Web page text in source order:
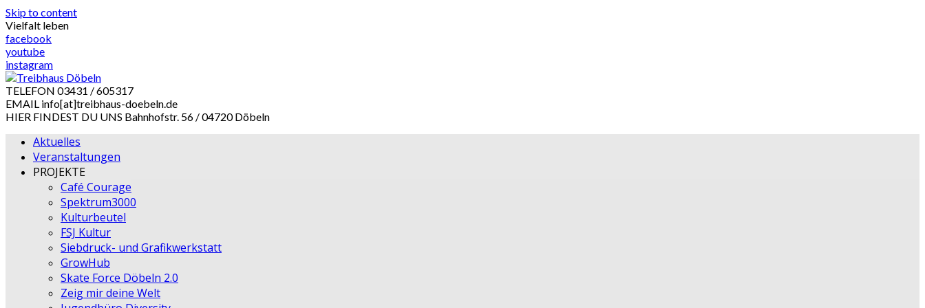
Skip to content
Vielfalt leben
facebook
youtube
instagram
TELEFON 03431 / 605317
EMAIL info[at]treibhaus-doebeln.de
HIER FINDEST DU UNS Bahnhofstr. 56 / 04720 Döbeln
Aktuelles
Veranstaltungen
PROJEKTE
Café Courage
Spektrum3000
Kulturbeutel
FSJ Kultur
Siebdruck- und Grafikwerkstatt
GrowHub
Skate Force Döbeln 2.0
Zeig mir deine Welt